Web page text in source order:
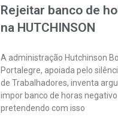
Rejeitar banco de
na HUTCHINSON
A administração Hutchinson
Portalegre, apoiada pelo
de Trabalhadores, inventa
impor banco de horas negativo
pretendendo com isso